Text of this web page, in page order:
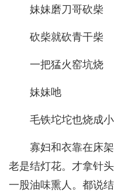
妹妹磨刀哥砍柴
砍柴就砍青干柴
一把猛火窑坑烧
妹妹吔
毛铁坨坨也烧成
寡妇和衣靠在床
老是结灯花。才拿针
一股油味熏人。都说